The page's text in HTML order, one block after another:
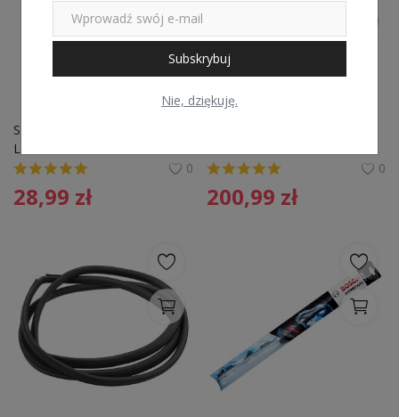
Subskrybuj
Nie, dziękuję.
SPINKA MOCOWANIA
LISTWY SZYBY ROMIX
COMPANY B22062
91510SR3003
0
28,99 zł
251845121
0
200,99 zł